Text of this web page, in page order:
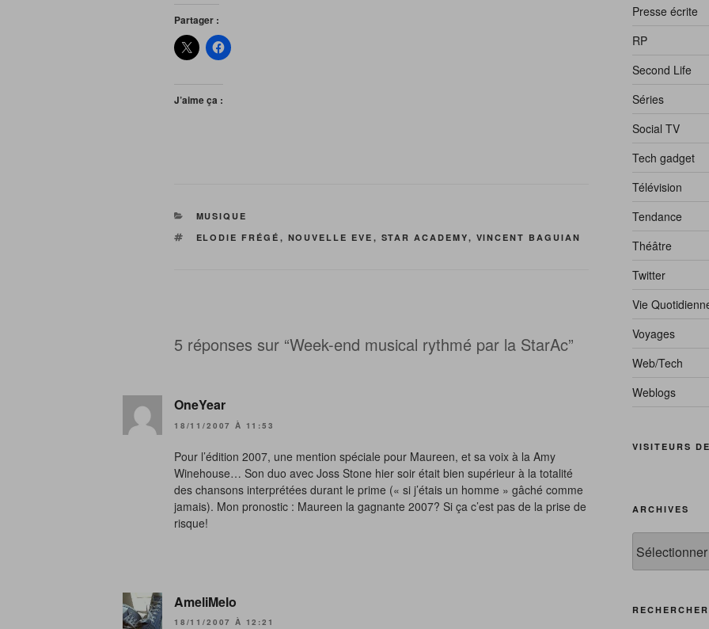
Partager :
J’aime ça :
CATÉGORIES
MUSIQUE
ÉTIQUETTES
ELODIE FRÉGÉ , NOUVELLE EVE , STAR ACADEMY, VINCENT BAGUIAN
5 réponses sur “Week-end musical rythmé par la StarAc”
OneYear
18/11/2007 À 11:53
Pour l’édition 2007, une mention spéciale pour Maureen, et sa voix à la Amy
Winehouse… Son duo avec Joss Stone hier soir était bien supérieur à la totalité
des chansons interprétées durant le prime (« si j’étais un homme » gâché comme
jamais). Mon pronostic : Maureen la gagnante 2007? Si ça c’est pas de la prise de
risque!
AmeliMelo
18/11/2007 À 12:21
Presse écrite
RP
Second Life
Séries
Social TV
Tech gadget
Télévision
Tendance
Théâtre
Twitter
Vie
Voyages
Web/Tech
Weblogs
VISITEURS
ARCHIVES